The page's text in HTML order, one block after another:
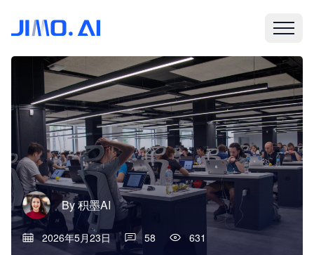
By积墨AI
2026年5月23日 58 631